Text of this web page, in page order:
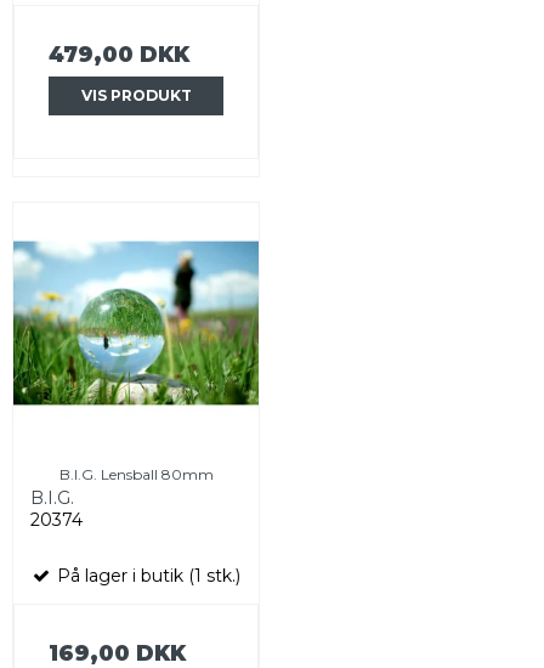
479,00 DKK
VIS PRODUKT
B.I.G. Lensball 80mm
B.I.G.
20374
På lager i butik (1 stk.)
169,00 DKK